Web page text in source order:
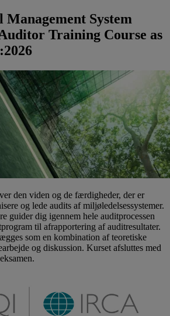
System
Training Course as
den viden og de færdigheder, der er
og lede audits af miljøledelsessystemer.
guider dig igennem hele auditprocessen
til afrapportering af auditresultater.
som en kombination af teoretiske
og diskussion. Kurset afsluttes med